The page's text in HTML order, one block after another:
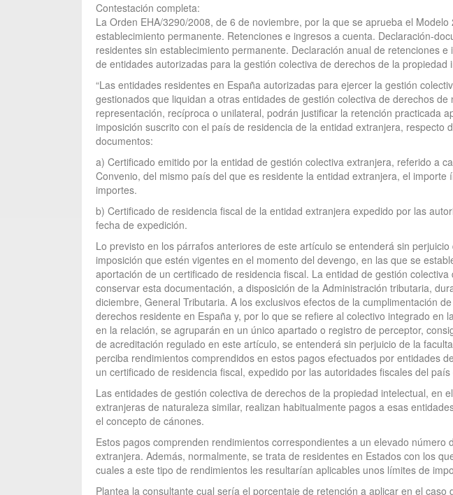
Contestación completa:
La Orden EHA/3290/2008, de 6 de noviembre, por la que se aprueba el
establecimiento permanente. Retenciones e ingresos a cuenta. Declaración-
residentes sin establecimiento permanente. Declaración anual de retenciones
de entidades autorizadas para la gestión colectiva de derechos de la propiedad
“Las entidades residentes en España autorizadas para ejercer la gestión
gestionados que liquidan a otras entidades de gestión colectiva de derechos
representación, recíproca o unilateral, podrán justificar la retención practicada
imposición suscrito con el país de residencia de la entidad extranjera,
documentos:
a) Certificado emitido por la entidad de gestión colectiva extranjera, referido a
Convenio, del mismo país del que es residente la entidad extranjera, el
importes.
b) Certificado de residencia fiscal de la entidad extranjera expedido por las
fecha de expedición.
Lo previsto en los párrafos anteriores de este artículo se entenderá sin
imposición que estén vigentes en el momento del devengo, en las que se
aportación de un certificado de residencia fiscal. La entidad de gestión
conservar esta documentación, a disposición de la Administración tributaria,
diciembre, General Tributaria. A los exclusivos efectos de la cumplimentación
derechos residente en España y, por lo que se refiere al colectivo integrado
en la relación, se agruparán en un único apartado o registro de perceptor,
de acreditación regulado en este artículo, se entenderá sin perjuicio de la
perciba rendimientos comprendidos en estos pagos efectuados por entidades
un certificado de residencia fiscal, expedido por las autoridades fiscales del
Las entidades de gestión colectiva de derechos de la propiedad intelectual,
extranjeras de naturaleza similar, realizan habitualmente pagos a esas
el concepto de cánones.
Estos pagos comprenden rendimientos correspondientes a un elevado
extranjera. Además, normalmente, se trata de residentes en Estados con los
cuales a este tipo de rendimientos les resultarían aplicables unos límites de
Plantea la consultante cual sería el porcentaje de retención a aplicar en el